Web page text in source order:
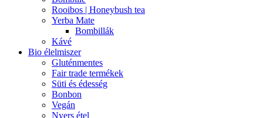
Rooibos | Honeybush tea
Yerba Mate
Bombillák
Kávé
Bio élelmiszer
Gluténmentes
Fair trade termékek
Süti és édesség
Bonbon
Vegán
Nyers étel